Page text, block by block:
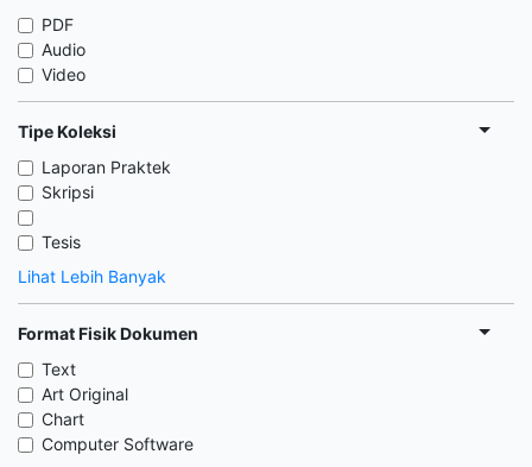
PDF
Audio
Video
Tipe Koleksi
Laporan Praktek
Skripsi
Tesis
Lihat Lebih Banyak
Format Fisik Dokumen
Text
Art Original
Chart
Computer Software